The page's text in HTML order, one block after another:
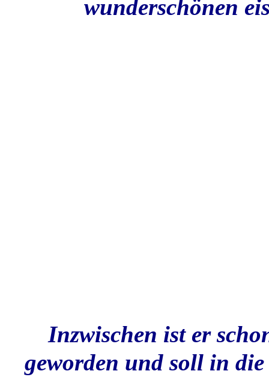
wunderschönen
Inzwischen ist er
geworden und soll in